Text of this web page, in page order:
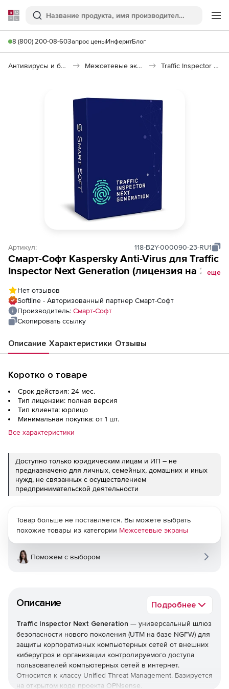
Softline
Поиск
8 (800) 200-08-60Запрос ценыИнферитБлог
Антивирусы и безопасность Межсетевые экраны Traffic Inspector Next Generation
Артикул: 118-B2Y-000090-23-RU1
Смарт-Cофт Kaspersky Anti-Virus для Traffic
Inspector Next Generation (лицензия на 2
90 учетных записей
еще
Нет отзывов
Softline - Авторизованный партнер Смарт-Cофт
Производитель: Смарт-Cофт
Скопировать ссылку
Описание Характеристики Отзывы
Коротко о товаре
Срок действия: 24 мес.
Тип лицензии: полная версия
Тип клиента: юрлицо
Минимальная покупка: от 1 шт.
Все характеристики
Доступно только юридическим лицам и ИП – не
предназначено для личных, семейных, домашних и иных
нужд, не связанных с осуществлением
предпринимательской деятельности
Описание Подробнее
Traffic Inspector Next Generation — универсальный шлюз
безопасности нового поколения (UTM на базе NGFW) для
защиты корпоративных компьютерных сетей от внешних
киберугроз и организации контролируемого доступа
пользователей компьютерных сетей в интернет.
Относится к классу Unified Threat Management. Базируется
на открытом коде проекта OPNsense.
Товар больше не поставляется. Вы можете выбрать
похожие товары из категории Межсетевые экраны
Поможем с выбором